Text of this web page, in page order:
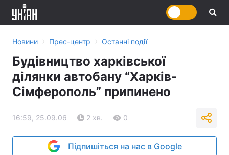
Новини › Прес-центр › Останні події
Будівництво харківської
ділянки автобану “Харків-
Сімферополь” припинено
16:59, 25.09.06 2 хв. 0
Підпишіться на нас в Google